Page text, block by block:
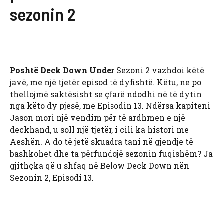
sezonin 2
Poshtë Deck Down Under Sezoni 2 vazhdoi këtë
javë, me një tjetër episod të dyfishtë. Këtu, ne po
thellojmë saktësisht se çfarë ndodhi në të dytin
nga këto dy pjesë, me Episodin 13. Ndërsa kapiteni
Jason mori një vendim për të ardhmen e një
deckhand, u soll një tjetër, i cili ka histori me
Aeshën. A do të jetë skuadra tani në gjendje të
bashkohet dhe ta përfundojë sezonin fuqishëm? Ja
gjithçka që u shfaq në Below Deck Down nën
Sezonin 2, Episodi 13.